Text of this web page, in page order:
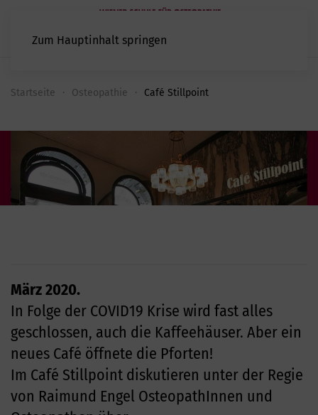
Zum Hauptinhalt springen
Startseite Osteopathie Café Stillpoint
März 2020.
In Folge der COVID19 Krise wird fast alles
geschlossen, auch die Kaffeehäuser. Aber ein
neues Café öffnete die Pforten!
Im Café Stillpoint diskutieren unter der Regie
von Raimund Engel OsteopathInnen und